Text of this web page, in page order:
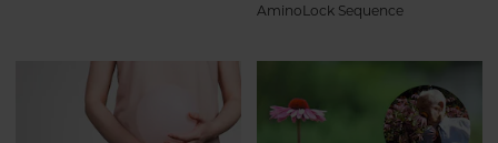
AminoLock Sequence
kollagenproduktionsmetoder på
marknaden. Häng med så